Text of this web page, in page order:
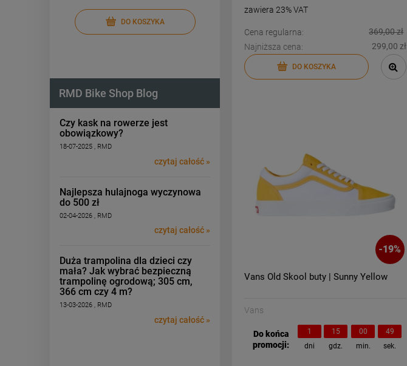
DO KOSZYKA
RMD Bike Shop Blog
Czy kask na rowerze jest
obowiązkowy?
18-07-2025 , RMD
czytaj całość »
Najlepsza hulajnoga wyczynowa
do 500 zł
02-04-2026 , RMD
czytaj całość »
Duża trampolina dla dzieci czy
mała? Jak wybrać bezpieczną
trampolinę ogrodową; 305 cm,
366 cm czy 4 m?
13-03-2026 , RMD
czytaj całość »
zawiera 23% VAT
Cena regularna:
369,00 zł
Najniższa cena:
299,00 zł
DO KOSZYKA
-19%
Vans Old Skool buty | Sunny Yellow
Vans
Do końca
promocji:
1
dni
15
gdz.
00
min.
48
sek.